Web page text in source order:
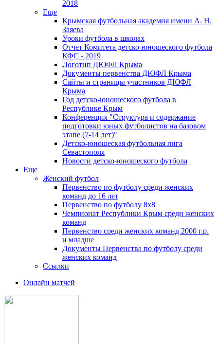
2018
Еще
Крымская футбольная академия имени А. Н.
Заяева
Уроки футбола в школах
Отчет Комитета детско-юношеского футбола
КФС - 2019
Логотип ДЮФЛ Крыма
Документы первенства ДЮФЛ Крыма
Сайты и страницы участников ДЮФЛ
Крыма
Год детско-юношеского футбола в
Республике Крым
Конференция "Структура и содержание
подготовки юных футболистов на базовом
этапе (7-14 лет)"
Детско-юношеская футбольная лига
Севастополя
Новости детско-юношеского футбола
Еще
Женский футбол
Первенство по футболу среди женских
команд до 16 лет
Первенство по футболу 8х8
Чемпионат Республики Крым среди женских
команд
Первенство среди женских команд 2000 г.р.
и младше
Документы Первенства по футболу среди
женских команд
Ссылки
Онлайн матчей